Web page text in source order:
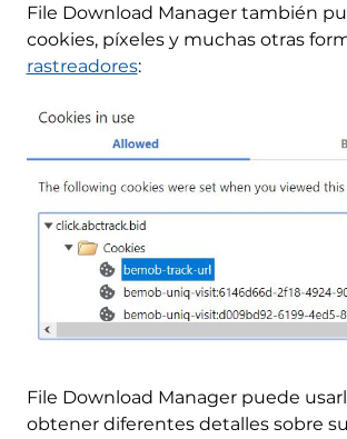
File Download Manager también
cookies, píxeles y muchas otras
rastreadores:
File Download Manager puede
obtener diferentes detalles sobre